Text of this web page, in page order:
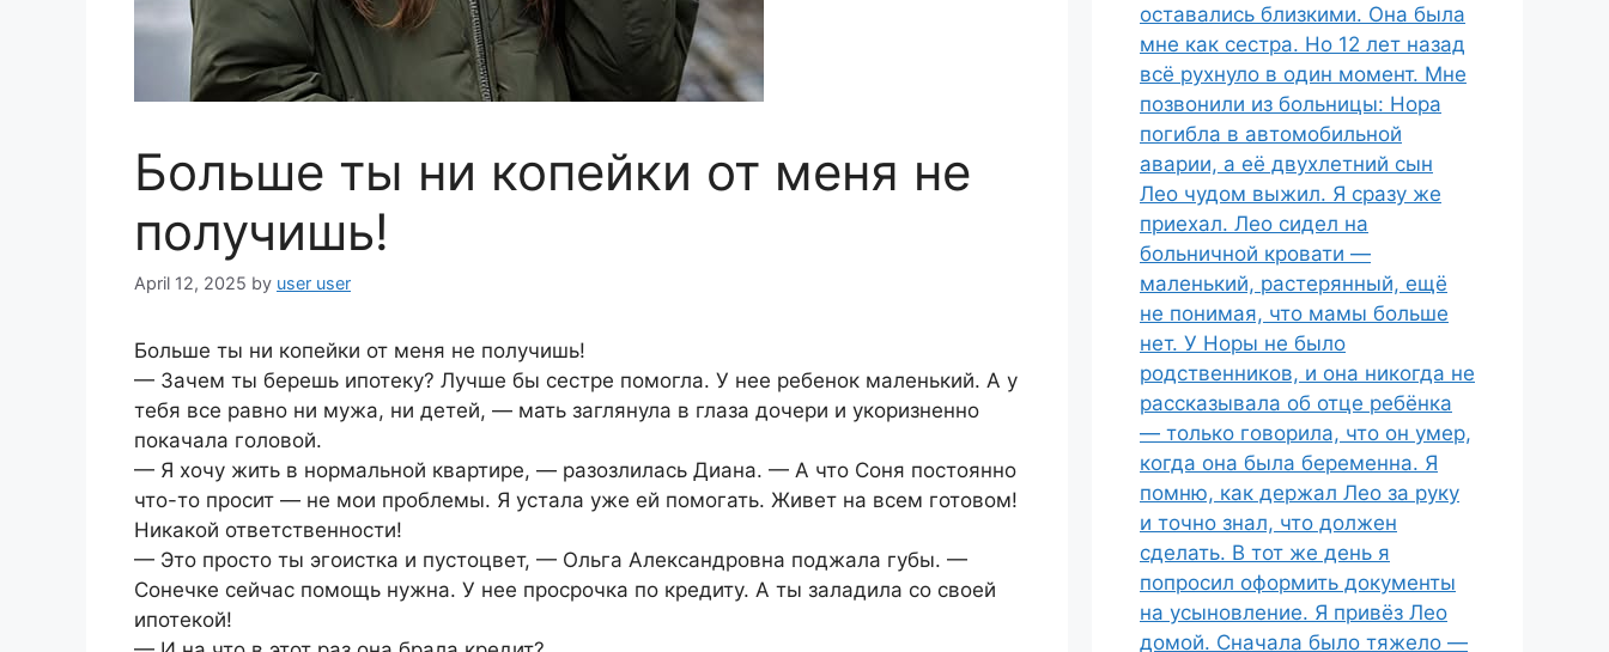
Больше ты ни копейки от меня не
получишь!
April 12, 2025 by user user
Больше ты ни копейки от меня не получишь!
— Зачем ты берешь ипотеку? Лучше бы сестре помогла. У нее ребенок маленький. А у
тебя все равно ни мужа, ни детей, — мать заглянула в глаза дочери и укоризненно
покачала головой.
— Я хочу жить в нормальной квартире, — разозлилась Диана. — А что Соня постоянно
что-то просит ― не мои проблемы. Я устала уже ей помогать. Живет на всем готовом!
Никакой ответственности!
— Это просто ты эгоистка и пустоцвет, — Ольга Александровна поджала губы. —
Сонечке сейчас помощь нужна. У нее просрочка по кредиту. А ты заладила со своей
ипотекой!
оставались близкими. Она была
мне как сестра. Но 12 лет назад
всё рухнуло в один момент. Мне
позвонили из больницы: Нора
погибла в автомобильной
аварии, а её двухлетний сын
Лео чудом выжил. Я сразу же
приехал. Лео сидел на
больничной кровати —
маленький, растерянный, ещё
не понимая, что мамы больше
нет. У Норы не было
родственников, и она никогда не
рассказывала об отце ребёнка
— только говорила, что он умер,
когда она была беременна. Я
помню, как держал Лео за руку
и точно знал, что должен
сделать. В тот же день я
попросил оформить документы
на усыновление. Я привёз Лео
домой. Сначала было тяжело —